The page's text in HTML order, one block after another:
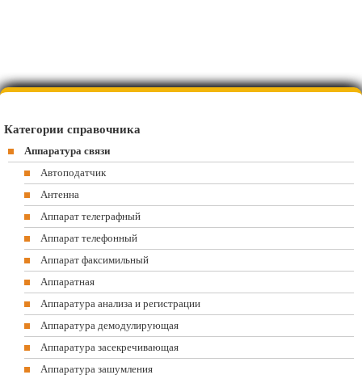
Категории справочника
Аппаратура связи
Автоподатчик
Антенна
Аппарат телеграфный
Аппарат телефонный
Аппарат факсимильный
Аппаратная
Аппаратура анализа и регистрации
Аппаратура демодулирующая
Аппаратура засекречивающая
Аппаратура зашумления